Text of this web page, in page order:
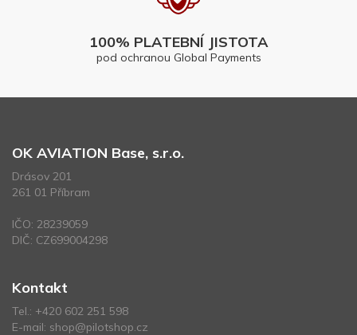
100% PLATEBNÍ JISTOTA
pod ochranou Global Payments
OK AVIATION Base, s.r.o.
Drásov 201
261 01 Příbram
IČO: 28239059
DIČ: CZ699004298
Kontakt
Tel.: +420 602 251 598
E-mail: shop@pilotshop.cz